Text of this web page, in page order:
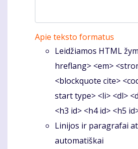
Apie teksto formatus
Leidžiamos HTML
hreflang> <em>
<blockquote cite>
start type> <li> <dl>
<h3 id> <h4 id> <h5
Linijos ir paragrafai
automatiškai